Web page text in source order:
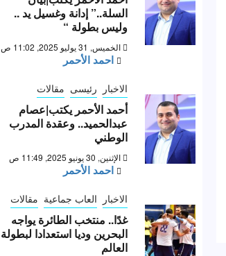
السلة..” إدانة وغسيل يد ..
وليس بطولة “
الخميس, 31 يوليو 2025, 11:02 ص
احمد الأحمر
الاخبار رئيسى مقالات
أحمد الأحمر يكتب|عصام
عبدالحميد.. وعقدة المدرب
الوطني
الإثنين, 30 يونيو 2025, 11:49 ص
احمد الأحمر
الاخبار العاب جماعية مقالات
غدًا.. منتخب الطائرة يواجه
البحرين وديا استعدادا لبطولة
العالم